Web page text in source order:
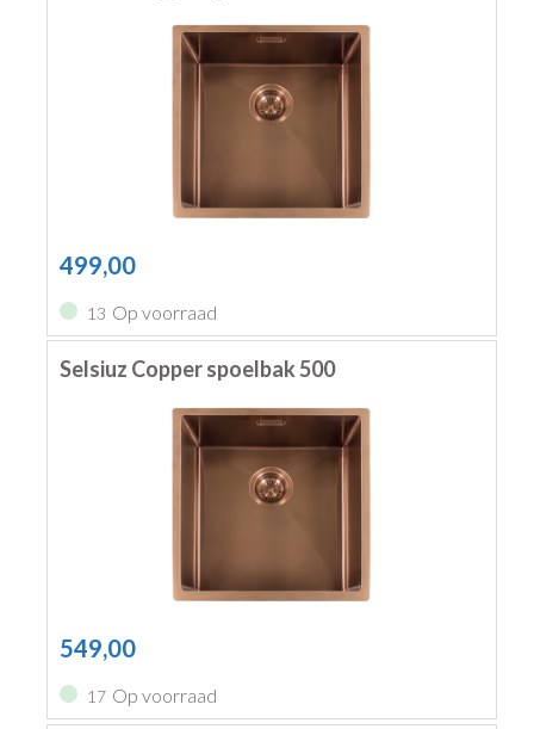
499,00
13 Op voorraad
Selsiuz Copper spoelbak 500
549,00
17 Op voorraad